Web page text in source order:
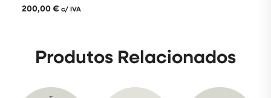
200,00€ c/ IVA
Produtos Relacionados